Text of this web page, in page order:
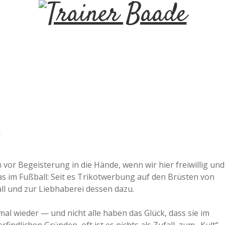
T
e
r
Begeisterung in die Hände, wenn wir hier freiwillig und
im Fußball: Seit es Trikotwerbung auf den Brüsten von
und zur Liebhaberei dessen dazu.
wieder — und nicht alle haben das Glück, dass sie im